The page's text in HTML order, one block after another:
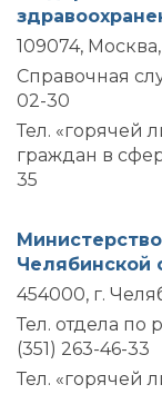
109074,
Справочная
02-30
Тел. «горячей
граждан в
35
Челябинской
454000, г.
Тел. отдела по
(351) 263-46-33
Тел. «горячей